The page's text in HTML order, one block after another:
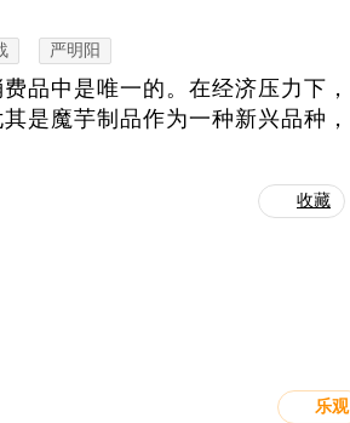
严明阳
品中是唯一的。在经济压力下，
是魔芋制品作为一种新兴品种，
收藏
乐观